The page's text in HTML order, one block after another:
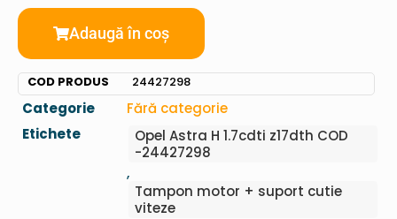
Adaugă în coș
COD PRODUS 24427298
Categorie
Fără categorie
Etichete
Opel Astra H 1.7cdti z17dth COD
-24427298
,
Tampon motor + suport cutie
viteze